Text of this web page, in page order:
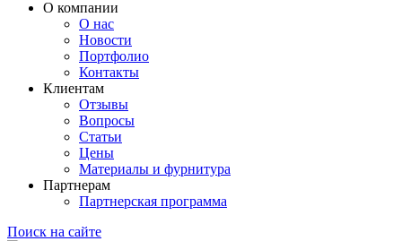
О компании
О нас
Новости
Портфолио
Контакты
Клиентам
Отзывы
Вопросы
Статьи
Цены
Материалы и фурнитура
Партнерам
Партнерская программа
Поиск на сайте